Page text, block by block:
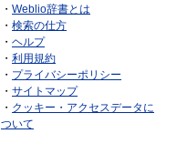
・ Weblio辞書とは
・ 検索の仕方
・ ヘルプ
・ 利用規約
・ プライバシーポリシー
・ サイトマップ
・ クッキー・アクセスデータに
ついて